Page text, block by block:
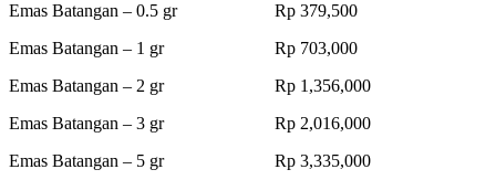
Emas Batangan – 0.5 gr Rp 379,500
Emas Batangan – 1 gr Rp 703,000
Emas Batangan – 2 gr Rp 1,356,000
Emas Batangan – 3 gr Rp 2,016,000
Emas Batangan – 5 gr Rp 3,335,000